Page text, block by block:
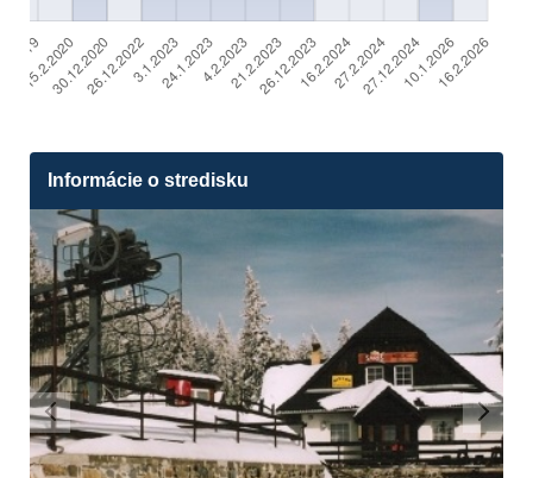
Informácie o stredisku